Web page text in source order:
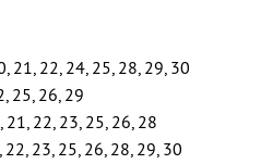
21, 22, 24, 25, 28, 29, 30
25, 26, 29
21, 22, 23, 25, 26, 28
22, 23, 25, 26, 28, 29, 30